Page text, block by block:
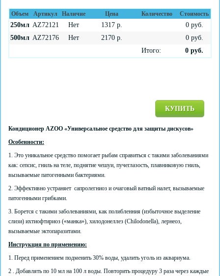
Объем Артикул Наличие Цена Количество Стоимость
250мл AZ72121 Нет 1317р. 0руб.
500мл AZ72176 Нет 2170р. 0руб.
Итого:
0 руб.
КУПИТЬ
Кондиционер AZOO «Универсальное средство для защиты дискусов»
Особенности:
1. Это уникальное средство помогает рыбам справиться с такими заболеваниями
как: сепсис, гниль на теле, поднятие чешуи, пучеглазость, плавниковую гниль,
вызываемые патогенными бактериями.
2. Эффективно устраняет сапролегниоз и очаговый ватный налет, вызываемые
патогенными грибками.
3. Борется с такими заболеваниями, как полибленния (избыточное выделение
слизи) ихтиофтириоз («манка»), хилодонеллез (Chilodonella), лернеоз,
вызываемые эктопаразитами.
Инструкция по применению:
1. Перед применением подменить 30% воды, удалить уголь из аквариума.
2 . Добавлять по 10 мл на 100 л воды. Повторить процедуру 3 раза через каждые